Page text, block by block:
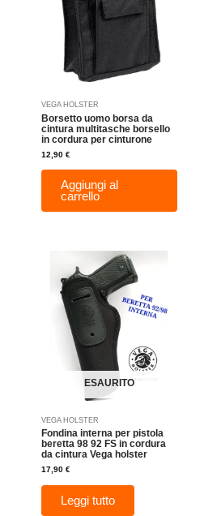
VEGA HOLSTER
Borsetto uomo borsa da
cintura multitasche borsello
in cordura per cinturone
12,90€
Aggiungi al
carrello
ESAURITO
VEGA HOLSTER
Fondina interna per pistola
beretta 98 92 FS in cordura
da cintura Vega holster
17,90€
Leggi tutto